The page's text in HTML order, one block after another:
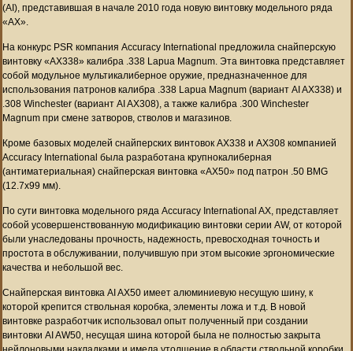
(AI), представившая в начале 2010 года новую винтовку модельного ряда
«AX».
На конкурс PSR компания Accuracy International предложила снайперскую
винтовку «AX338» калибра .338 Lapua Magnum. Эта винтовка представляет
собой модульное мультикалиберное оружие, предназначенное для
использования патронов калибра .338 Lapua Magnum (вариант AI AX338) и
.308 Winchester (вариант AI AX308), а также калибра .300 Winchester
Magnum при смене затворов, стволов и магазинов.
Кроме базовых моделей снайперских винтовок AX338 и AX308 компанией
Accuracy International была разработана крупнокалиберная
(антиматериальная) снайперская винтовка «AX50» под патрон .50 BMG
(12.7х99 мм).
По сути винтовка модельного ряда Accuracy International AX, представляет
собой усовершенствованную модификацию винтовки серии AW, от которой
были унаследованы прочность, надежность, превосходная точность и
простота в обслуживании, получившую при этом высокие эргономические
качества и небольшой вес.
Снайперская винтовка AI AX50 имеет алюминиевую несущую шину, к
которой крепится ствольная коробка, элементы ложа и т.д. В новой
винтовке разработчик использовал опыт полученный при создании
винтовки AI AW50, несущая шина которой была не полностью закрыта